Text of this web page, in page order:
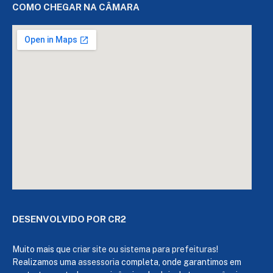
COMO CHEGAR NA CÂMARA
DESENVOLVIDO POR CR2
Muito mais que criar site ou sistema para prefeituras!
Realizamos uma assessoria completa, onde garantimos em